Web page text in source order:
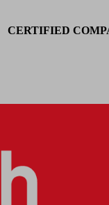
CERTIFIED